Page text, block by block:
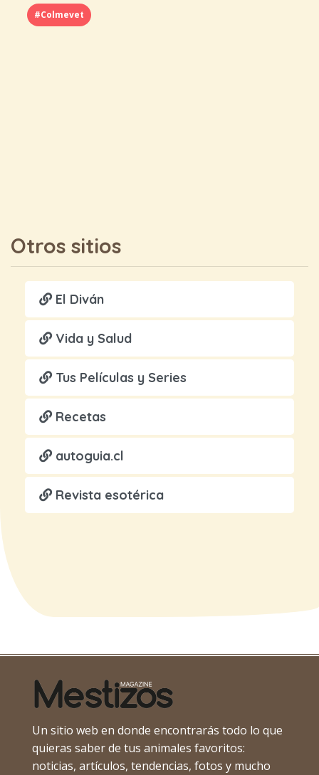
#Colmevet
Otros sitios
El Diván
Vida y Salud
Tus Películas y Series
Recetas
autoguia.cl
Revista esotérica
Un sitio web en donde encontrarás todo lo que
quieras saber de tus animales favoritos:
noticias, artículos, tendencias, fotos y mucho